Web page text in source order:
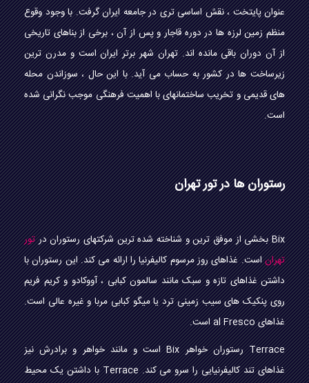
عنوان پایتخت ، نقش اساسی تری در جامعه ایران گرفت. با وجود وقوع
منظم زمین لرزه ها در دوره قاجار و پس از آن ، برخی از بناهای تاریخی
از آن دوران باقی مانده اند. تهران شهر برتر ایران است و مدرن ترین
زیرساخت ها در کشور به حساب می آید. با این حال ، سوزاندن محله
های قدیمی و تخریب ساختمانهای با اهمیت فرهنگی موجب نگرانی شده
است.
رستوران ها در تور تهران
Bix بخشی از موفق ترین و شناخته شده ترین شرکتهای رستوران در
تور
تهراناست. غذاهای روز مرسوم کالیفرنیا را ارائه می کند. این رستوران با
داشتن غذاهای تازه و سبک مانند سالمون کبابی ، آووکادو و کریم فریم
روی پنکیک های سیب زمینی ترد یا میگو کبابی مربا و غیره عالی است.
غذاهای al Fresco است.
Terrace رستوران خواهر Bix است و مانند خواهر و برادرش نیز
غذاهای تند کالیفرنیایی را سرو می کند. Terrace با داشتن یک محیط